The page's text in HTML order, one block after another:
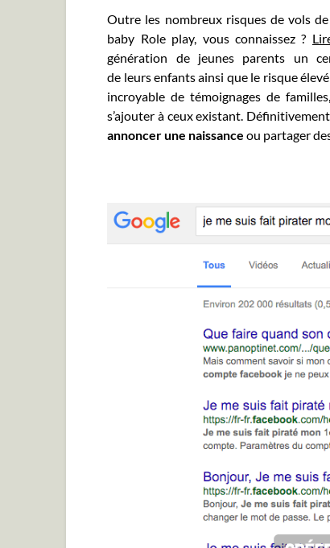
Outre les nombreux risques de vols
baby Role play, vous connaissez ?
génération de jeunes parents un
de leurs enfants ainsi que le risque
incroyable de témoignages de
s’ajouter à ceux existant.
annoncer une naissance ou partager